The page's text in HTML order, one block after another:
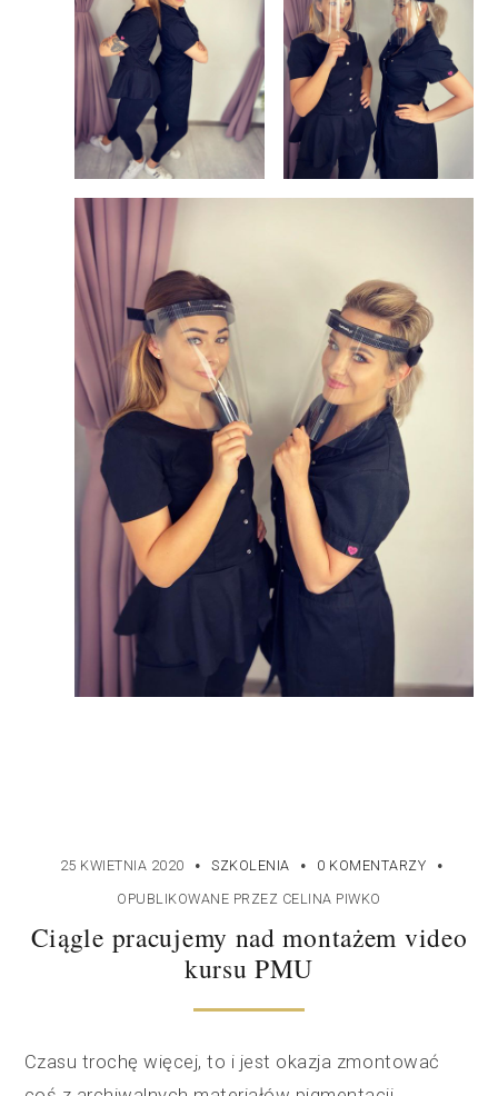
25 KWIETNIA 2020 · SZKOLENIA · 0 KOMENTARZY ·
OPUBLIKOWANE PRZEZ CELINA PIWKO
Ciągle pracujemy nad montażem video
kursu PMU
Czasu trochę więcej, to i jest okazja zmontować